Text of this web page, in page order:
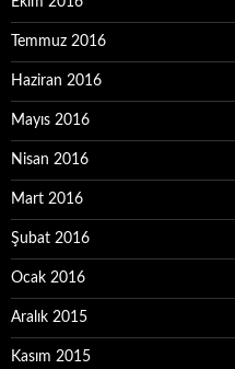
Temmuz 2016
Haziran 2016
Mayıs 2016
Nisan 2016
Mart 2016
Şubat 2016
Ocak 2016
Aralık 2015
Kasım 2015